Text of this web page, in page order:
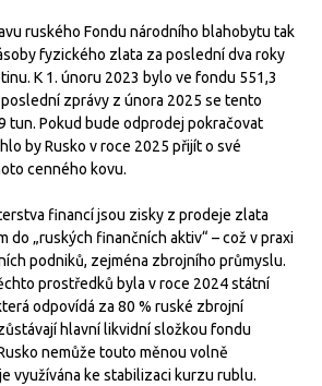
ruského Fondu národního blahobytu tak
fyzického zlata za poslední dva roky
K 1. únoru 2023 bylo ve fondu 551,3
zprávy z února 2025 se tento
tun. Pokud bude odprodej pokračovat
by Rusko v roce 2025 přijít o své
cenného kovu.
financí jsou zisky z prodeje zlata
do „ruských finančních aktiv“ – což v praxi
podniků, zejména zbrojního průmyslu.
prostředků byla v roce 2024 státní
odpovídá za 80 % ruské zbrojní
hlavní likvidní složkou fondu
nemůže touto měnou volně
využívána ke stabilizaci kurzu rublu.